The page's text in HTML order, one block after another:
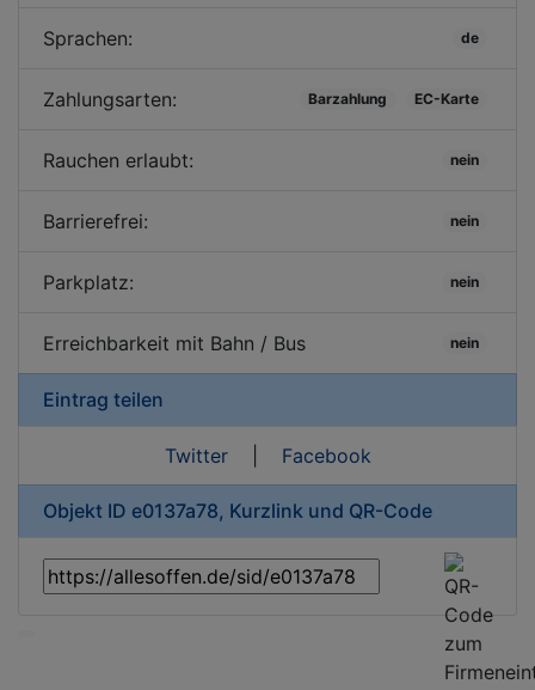
Sprachen: de
Zahlungsarten: Barzahlung EC-Karte
Rauchen erlaubt: nein
Barrierefrei: nein
Parkplatz: nein
Erreichbarkeit mit Bahn / Bus nein
Eintrag teilen
Twitter| Facebook
Objekt ID e0137a78, Kurzlink und QR-Code